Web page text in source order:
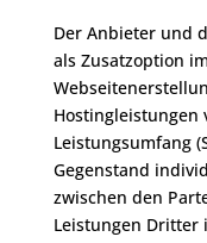
Der Anbieter und
als Zusatzoption
Hostingleistungen
Leistungsumfang
Gegenstand
zwischen den
Leistungen Dritter